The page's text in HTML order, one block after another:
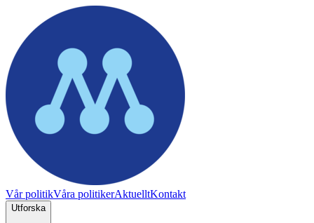
Vår politikVåra politikerAktuelltKontakt
Utforska